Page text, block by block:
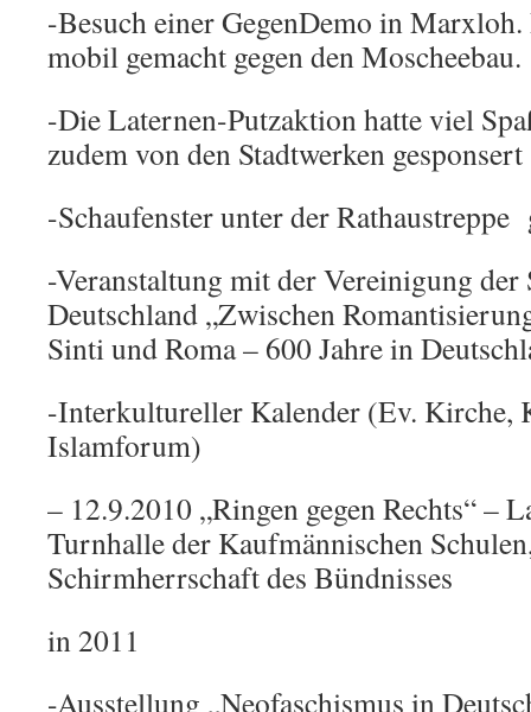
-Besuch einer GegenDemo in
mobil gemacht gegen den Moscheebau.
-Die Laternen-Putzaktion hatte viel
zudem von den Stadtwerken gesponsert
-Schaufenster unter der Rathaustreppe
-Veranstaltung mit der Vereinigung
Deutschland „Zwischen
Sinti und Roma – 600 Jahre in
-Interkultureller Kalender (Ev. Kirche,
Islamforum)
– 12.9.2010 „Ringen gegen Rechts“ –
Turnhalle der Kaufmännischen
Schirmherrschaft des Bündnisses
in 2011
-Ausstellung „Neofaschismus in